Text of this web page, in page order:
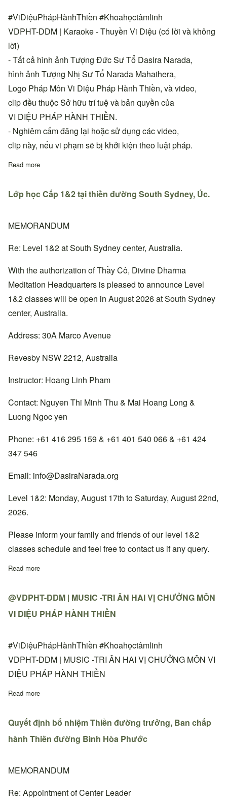
#ViDiệuPhápHànhThiền #Khoahọctâmlinh
VDPHT-DDM | Karaoke - Thuyền Vi Diệu (có lời và không
lời)
- Tất cả hình ảnh Tượng Đức Sư Tổ Dasira Narada,
hình ảnh Tượng Nhị Sư Tổ Narada Mahathera,
Logo Pháp Môn Vi Diệu Pháp Hành Thiền, và video,
clip đều thuộc Sở hữu trí tuệ và bản quyền của
VI DIỆU PHÁP HÀNH THIỀN.
- Nghiêm cấm đăng lại hoặc sử dụng các video,
clip này, nếu vi phạm sẽ bị khởi kiện theo luật pháp.
Read more
Lớp học Cấp 1&2 tại thiền đường South Sydney, Úc.
MEMORANDUM
Re: Level 1&2 at South Sydney center, Australia.
With the authorization of Thầy Cô, Divine Dharma
Meditation Headquarters is pleased to announce Level
1&2 classes will be open in August 2026 at South Sydney
center, Australia.
Address: 30A Marco Avenue
Revesby NSW 2212, Australia
Instructor: Hoang Linh Pham
Contact: Nguyen Thi Minh Thu & Mai Hoang Long &
Luong Ngoc yen
Phone: +61 416 295 159 & +61 401 540 066 & +61 424
347 546
Email: info@DasiraNarada.org
Level 1&2: Monday, August 17th to Saturday, August 22nd,
2026.
Please inform your family and friends of our level 1&2
classes schedule and feel free to contact us if any query.
Read more
@VDPHT-DDM | MUSIC -TRI ÂN HAI VỊ CHƯỞNG MÔN
VI DIỆU PHÁP HÀNH THIỀN
#ViDiệuPhápHànhThiền #Khoahọctâmlinh
VDPHT-DDM | MUSIC -TRI ÂN HAI VỊ CHƯỞNG MÔN VI
DIỆU PHÁP HÀNH THIỀN
Read more
Quyết định bổ nhiệm Thiền đường trưởng, Ban chấp
hành Thiền đường Bình Hòa Phước
MEMORANDUM
Re: Appointment of Center Leader